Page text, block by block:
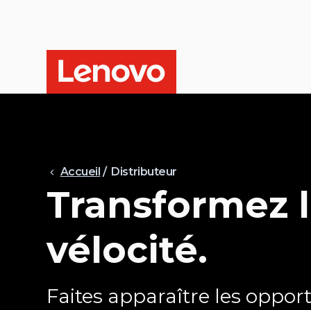
Accueil / Distributeur
Transformez
vélocité.
Faites apparaître les